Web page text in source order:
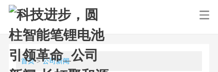
首页>公司新闻